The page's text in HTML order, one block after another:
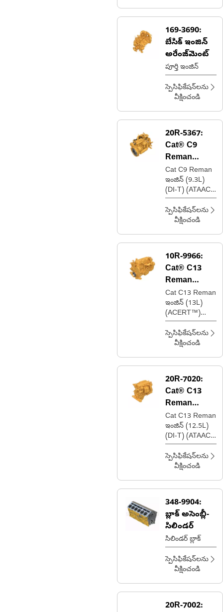
169-3690:
బేసిక్ ఇంజిన్
అరేంజ్‌మెంట్
పూర్తి ఇంజిన్
స్పెసిఫికేషన్‌లను
వీక్షించండి
20R-5367:
Cat® C9
Reman
ఇంజిన్
Cat C9 Reman
ఇంజిన్ (9.3L)
(DI-T) (ATAAC)
(MEUI) (టైర్ 4)
స్పెసిఫికేషన్‌లను
వీక్షించండి
10R-9966:
Cat® C13
Reman
ఇంజిన్
Cat C13 Reman
ఇంజిన్ (13L)
(ACERT™)
(ATAAC)
(ADEM™ 4)
(టైర్ 3)
స్పెసిఫికేషన్‌లను
వీక్షించండి
20R-7020:
Cat® C13
Reman
ఇంజిన్
Cat C13 Reman
ఇంజిన్ (12.5L)
(DI-T) (ATAAC)
(MEUI-C)
(టైయర్ 4)
స్పెసిఫికేషన్‌లను
వీక్షించండి
348-9904:
బ్లాక్ అసెంబ్లీ-
సిలిండర్
సిలిండర్ బ్లాక్
స్పెసిఫికేషన్‌లను
వీక్షించండి
20R-7002: